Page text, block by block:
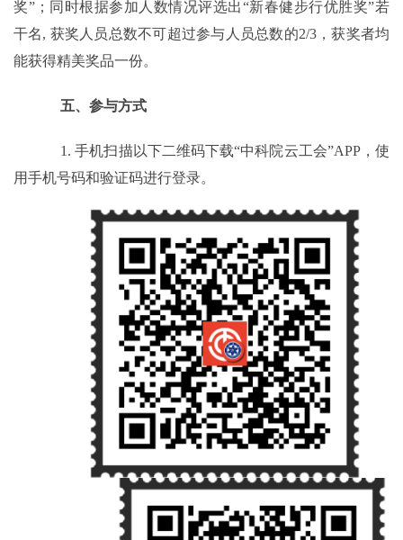
奖”；同时根据参加人数情况评选出“新春健步行优胜奖”若
干名, 获奖人员总数不可超过参与 人员总数的2/3，获奖者均
能获得精美奖品一份。
五、参与方式
1.手机扫描以下二维码下载“中科院云工会”APP，使
用手机号码和验证码进行登录。